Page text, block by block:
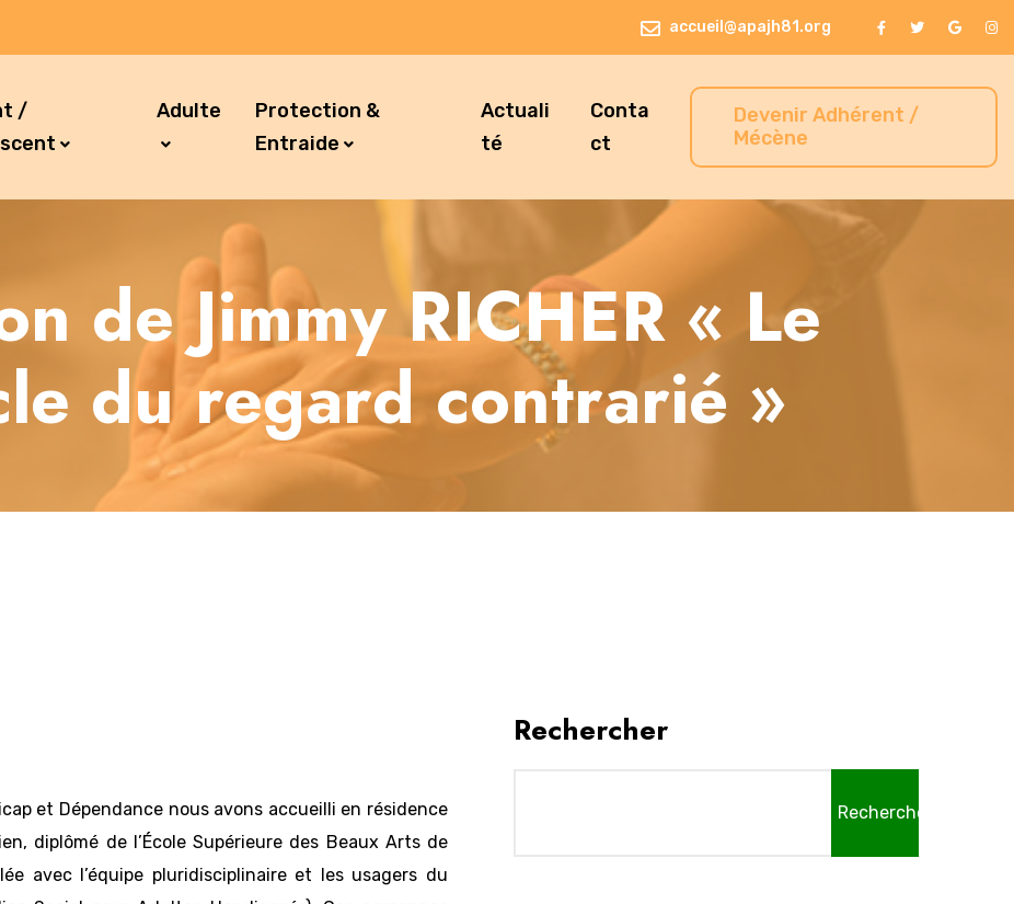
accueil@apajh81.org
/
Adulte
Protection &
Entraide
Actuali
té
Conta
ct
Devenir Adhérent /
Mécène
de Jimmy RICHER « Le
du regard contrarié »
et Dépendance nous avons accueilli en résidence
diplômé de l’École Supérieure des Beaux Arts de
avec l’équipe pluridisciplinaire et les usagers du
Rechercher
Rechercher